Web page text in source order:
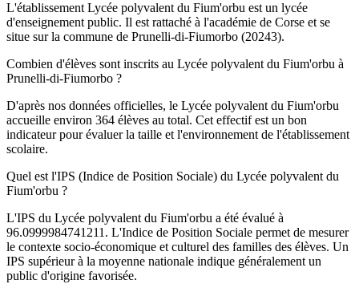
L'établissement Lycée polyvalent du Fium'orbu est un lycée
d'enseignement public. Il est rattaché à l'académie de Corse et se
situe sur la commune de Prunelli-di-Fiumorbo (20243).
Combien d'élèves sont inscrits au Lycée polyvalent du Fium'orbu à
Prunelli-di-Fiumorbo ?
D'après nos données officielles, le Lycée polyvalent du Fium'orbu
accueille environ 364 élèves au total. Cet effectif est un bon
indicateur pour évaluer la taille et l'environnement de l'établissement
scolaire.
Quel est l'IPS (Indice de Position Sociale) du Lycée polyvalent du
Fium'orbu ?
L'IPS du Lycée polyvalent du Fium'orbu a été évalué à
96.0999984741211. L'Indice de Position Sociale permet de mesurer
le contexte socio-économique et culturel des familles des élèves. Un
IPS supérieur à la moyenne nationale indique généralement un
public d'origine favorisée.